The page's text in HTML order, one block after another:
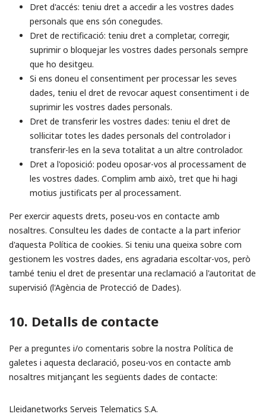
Dret d'accés: teniu dret a accedir a les vostres dades
personals que ens són conegudes.
Dret de rectificació: teniu dret a completar, corregir,
suprimir o bloquejar les vostres dades personals sempre
que ho desitgeu.
Si ens doneu el consentiment per processar les seves
dades, teniu el dret de revocar aquest consentiment i de
suprimir les vostres dades personals.
Dret de transferir les vostres dades: teniu el dret de
sol·licitar totes les dades personals del controlador i
transferir-les en la seva totalitat a un altre controlador.
Dret a l'oposició: podeu oposar-vos al processament de
les vostres dades. Complim amb això, tret que hi hagi
motius justificats per al processament.
Per exercir aquests drets, poseu-vos en contacte amb
nosaltres. Consulteu les dades de contacte a la part inferior
d'aquesta Política de cookies. Si teniu una queixa sobre com
gestionem les vostres dades, ens agradaria escoltar-vos, però
també teniu el dret de presentar una reclamació a l'autoritat de
supervisió (l'Agència de Protecció de Dades).
10. Detalls de contacte
Per a preguntes i/o comentaris sobre la nostra Política de
galetes i aquesta declaració, poseu-vos en contacte amb
nosaltres mitjançant les següents dades de contacte:
Lleidanetworks Serveis Telematics S.A.